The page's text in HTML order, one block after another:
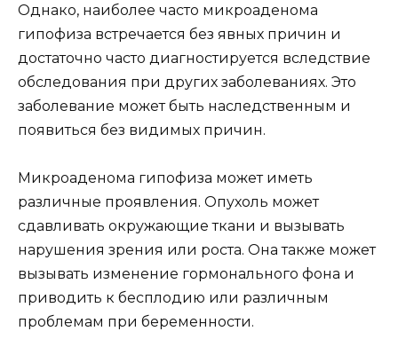
Однако, наиболее часто микроаденома
гипофиза встречается без явных причин и
достаточно часто диагностируется вследствие
обследования при других заболеваниях. Это
заболевание может быть наследственным и
появиться без видимых причин.
Микроаденома гипофиза может иметь
различные проявления. Опухоль может
сдавливать окружающие ткани и вызывать
нарушения зрения или роста. Она также может
вызывать изменение гормонального фона и
приводить к бесплодию или различным
проблемам при беременности.